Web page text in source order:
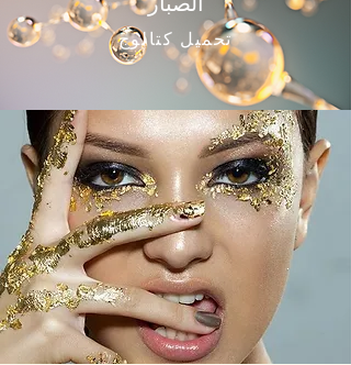
تحميل كتالوج